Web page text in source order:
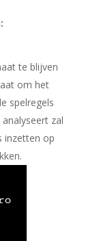
te blijven
om het
spelregels
zal
inzetten op